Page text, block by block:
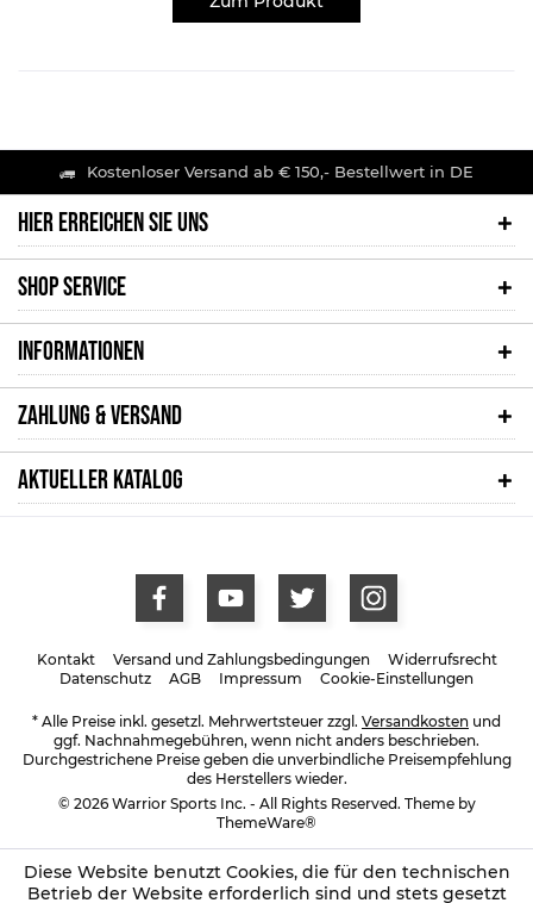
Kostenloser Versand ab € 150,- Bestellwert in DE
HIER ERREICHEN SIE UNS
SHOP SERVICE
INFORMATIONEN
ZAHLUNG & VERSAND
AKTUELLER KATALOG
Kontakt Versand und Zahlungsbedingungen
Widerrufsrecht
Datenschutz
AGB Impressum Cookie-Einstellungen
* Alle Preise inkl. gesetzl. Mehrwertsteuer zzgl. Versandkosten und
ggf. Nachnahmegebühren, wenn nicht anders beschrieben.
Durchgestrichene Preise geben die unverbindliche Preisempfehlung
des Herstellers wieder.
© 2026 Warrior Sports Inc. - All Rights Reserved. Theme by
ThemeWare®
Diese Website benutzt Cookies, die für den technischen
Betrieb der Website erforderlich sind und stets gesetzt